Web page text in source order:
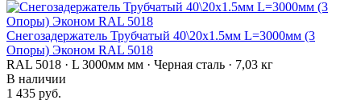
Снегозадержатель Трубчатый 40\20х1.5мм L=3000мм (3
Опоры) Эконом RAL 5018
RAL 5018 · L 3000мм мм · Черная сталь · 7,03 кг
В наличии
1 435 руб.